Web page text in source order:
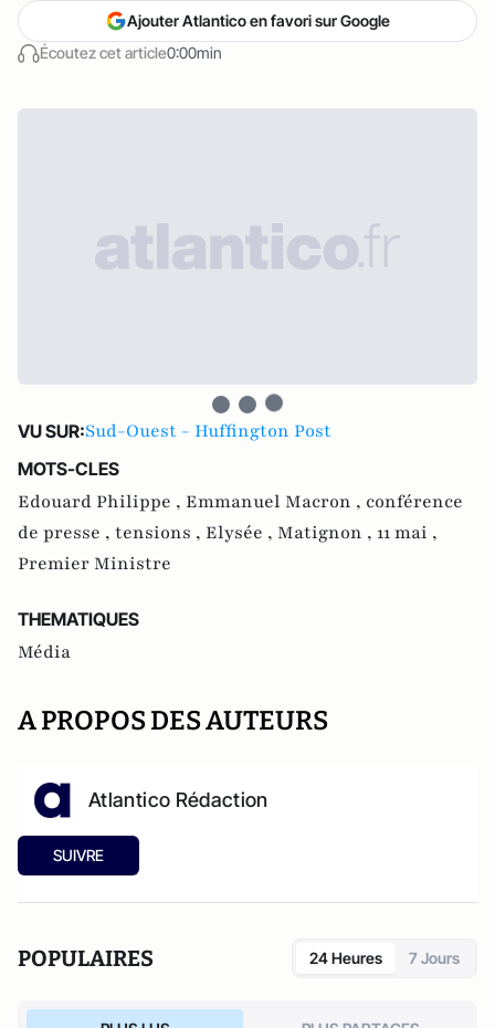
Écoutez cet article0:00min
Ajouter Atlantico en favori sur Google
VU SUR:Sud-Ouest - Huffington Post
MOTS-CLES
Edouard Philippe , Emmanuel Macron , conférence
de presse , tensions , Elysée , Matignon , 11 mai ,
Premier Ministre
THEMATIQUES
Média
A PROPOS DES AUTEURS
Atlantico Rédaction
SUIVRE
POPULAIRES 24 Heures 7 Jours